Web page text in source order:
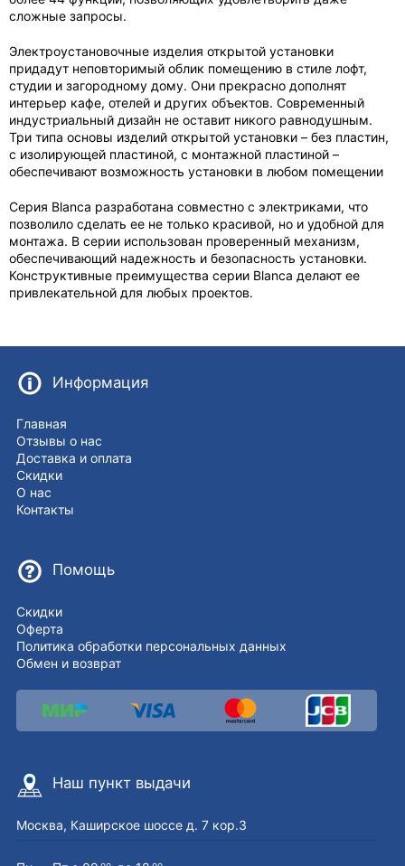
сложные запросы.
Электроустановочные изделия открытой установки
придадут неповторимый облик помещению в стиле лофт,
студии и загородному дому. Они прекрасно дополнят
интерьер кафе, отелей и других объектов. Современный
индустриальный дизайн не оставит никого равнодушным.
Три типа основы изделий открытой установки – без пластин,
с изолирующей пластиной, с монтажной пластиной –
обеспечивают возможность установки в любом помещении
Серия Blanca разработана совместно с электриками, что
позволило сделать ее не только красивой, но и удобной для
монтажа. В серии использован проверенный механизм,
обеспечивающий надежность и безопасность установки.
Конструктивные преимущества серии Blanca делают ее
привлекательной для любых проектов.
Информация
Главная
Отзывы о нас
Доставка и оплата
Скидки
О нас
Контакты
Помощь
Скидки
Оферта
Политика обработки персональных данных
Обмен и возврат
Наш пункт выдачи
Москва, Каширское шоссе д. 7 кор.3